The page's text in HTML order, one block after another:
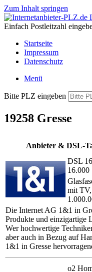
Zum Inhalt springen
Einfach Postleitzahl
Startseite
Impressum
Datenschutz
Menü
Bitte PLZ eingeben
19258 Gresse
Anbieter & DSL-
DSL
16.000
mit
Die Internet AG 1&1 in
Produkte und einzigartige
Wer hochwertige
aber auch in Bezug auf
1&1 in Gresse
o2